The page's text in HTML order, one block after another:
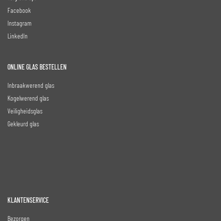
Facebook
Instagram
LinkedIn
ONLINE GLAS BESTELLEN
Inbraakwerend glas
Kogelwerend glas
Veiligheidsglas
Gekleurd glas
KLANTENSERVICE
Bezorgen